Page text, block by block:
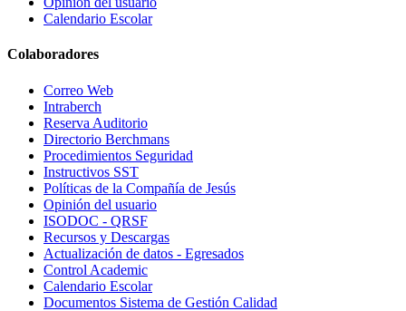
Calendario Escolar
Colaboradores
Correo Web
Intraberch
Reserva Auditorio
Directorio Berchmans
Procedimientos Seguridad
Instructivos SST
Políticas de la Compañía de Jesús
Opinión del usuario
ISODOC - QRSF
Recursos y Descargas
Actualización de datos - Egresados
Control Academic
Calendario Escolar
Documentos Sistema de Gestión Calidad